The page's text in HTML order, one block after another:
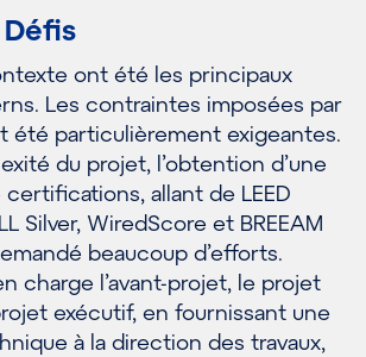
ont été les principaux
Les contraintes imposées par
été particulièrement exigeantes.
du projet, l’obtention d’une
allant de LEED
Silver, WiredScore et BREEAM
beaucoup d’efforts.
charge l’avant-projet, le projet
exécutif, en fournissant une
à la direction des travaux,